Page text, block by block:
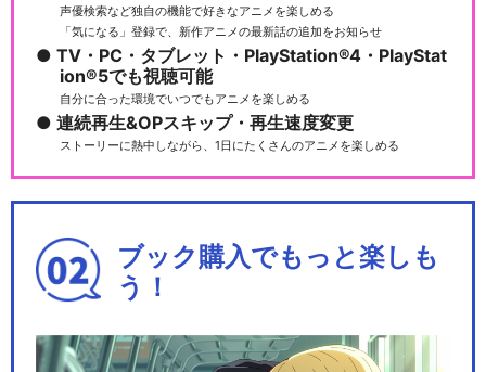
声優検索など独自の機能で好きなアニメを楽しめる
「気になる」登録で、新作アニメの最新話の追加をお知らせ
TV・PC・タブレット・PlayStation®4・PlayStat
ion®5でも視聴可能
自分に合った環境でいつでもアニメを楽しめる
連続再生&OPスキップ・再生速度変更
ストーリーに熱中しながら、1日にたくさんのアニメを楽しめる
ブック購入でもっと楽しも
う！